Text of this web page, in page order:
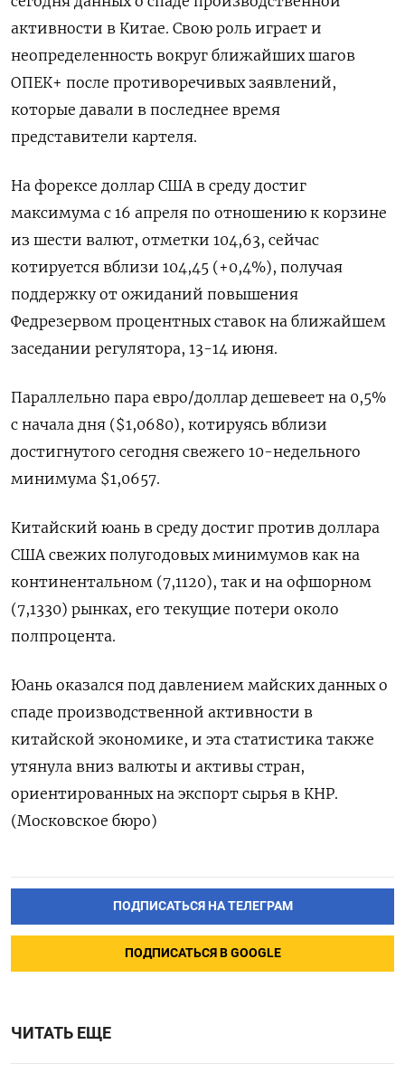
активности в Китае. Свою роль играет и
неопределенность вокруг ближайших шагов
ОПЕК+ после противоречивых заявлений,
которые давали в последнее время
представители картеля.
На форексе доллар США в среду достиг
максимума с 16 апреля по отношению к корзине
из шести валют, отметки 104,63, сейчас
котируется вблизи 104,45 (+0,4%), получая
поддержку от ожиданий повышения
Федрезервом процентных ставок на ближайшем
заседании регулятора, 13-14 июня.
Параллельно пара евро/доллар дешевеет на 0,5%
с начала дня ($1,0680), котируясь вблизи
достигнутого сегодня свежего 10-недельного
минимума $1,0657.
Китайский юань в среду достиг против доллара
США свежих полугодовых минимумов как на
континентальном (7,1120), так и на офшорном
(7,1330) рынках, его текущие потери около
полпроцента.
Юань оказался под давлением майских данных о
спаде производственной активности в
китайской экономике, и эта статистика также
утянула вниз валюты и активы стран,
ориентированных на экспорт сырья в КНР.
(Московское бюро)
ПОДПИСАТЬСЯ НА ТЕЛЕГРАМ
ПОДПИСАТЬСЯ В GOOGLE
ЧИТАТЬ ЕЩЕ